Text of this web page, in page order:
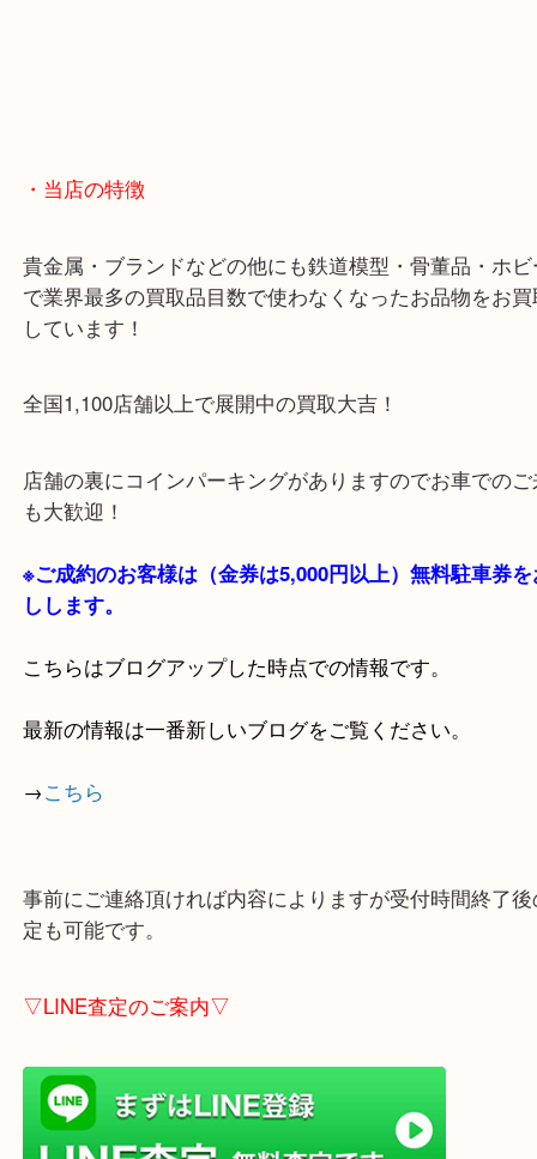
・当店の特徴
貴金属・ブランドなどの他にも鉄道模型・骨董品・
で業界最多の買取品目数で使わなくなったお品物を
全国1,100店舗以上で展開中の買取大吉！
店舗の裏にコインパーキングがありますのでお車で
※ご成約のお客様は（金券は5,000円以上）無料駐車
しします。
こちらはブログアップした時点での情報です。
最新の情報は一番新しいブログをご覧ください。
→こちら